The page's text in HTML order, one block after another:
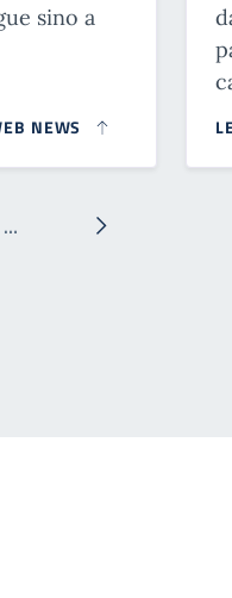
sino a
NEWS
… Pagina successiva